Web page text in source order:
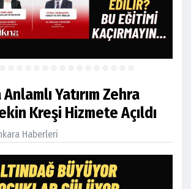
Yatırım Zehra
Kreşi Hizmete Açıldı
Haberleri